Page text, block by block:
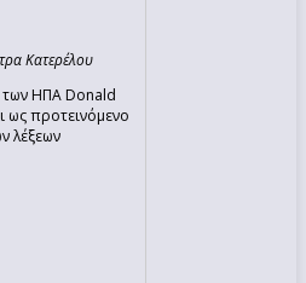
Κατερέλου
ΗΠΑ Donald
ως προτεινόμενο
λέξεων